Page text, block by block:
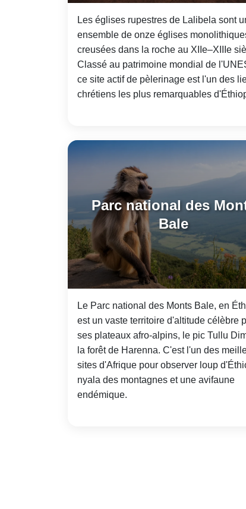
Les églises rupestres de Lalibela sont
ensemble de onze églises
creusées dans la roche au XIIe–XIIIe
Classé au patrimoine mondial de
ce site actif de pèlerinage est l'un des
chrétiens les plus remarquables
Parc national des
Bale
Le Parc national des Monts Bale, en
est un vaste territoire d'altitude célèbre
ses plateaux afro-alpins, le pic Tullu
la forêt de Harenna. C'est l'un des
sites d'Afrique pour observer loup
nyala des montagnes et une avifaune
endémique.